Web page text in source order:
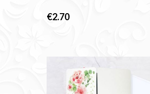
€2.70